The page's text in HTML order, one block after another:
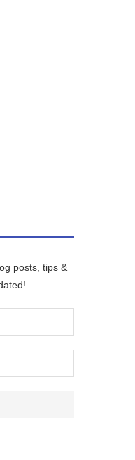
posts, tips &